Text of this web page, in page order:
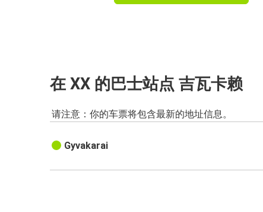
在 XX 的巴士站点 吉瓦卡赖
请注意：你的车票将包含最新的地址信息。
Gyvakarai